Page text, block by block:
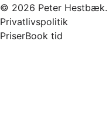
© 2026 Peter Hestbæk.
Privatlivspolitik
PriserBook tid